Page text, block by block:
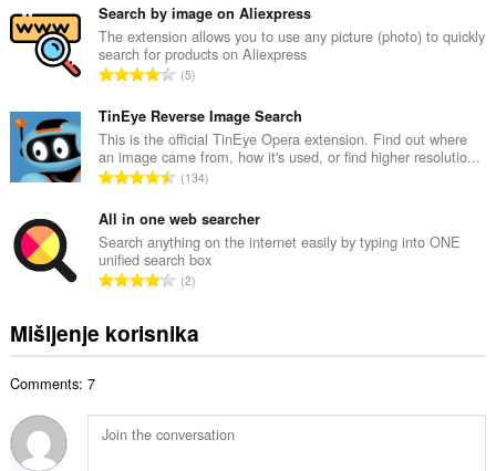
r
o
j
o
c
j
e
n
:
u
p
a
n
r
o
j
o
c
j
e
n
:
Search by image on Aliexpress
The extension allows you to use any picture (photo) to quickly
search for products on Aliexpress
U
u
p
a
n
r
o
j
o
j
e
:
5
TinEye Reverse Image Search
This is the official TinEye Opera extension. Find out where
an image came from, how it's used, or find higher resolutio...
U
u
p
a
n
r
o
c
j
134
All in one web searcher
Search anything on the internet easily by typing into ONE
unified search box
U
u
p
b
r
2
Mišljenje korisnika
Comments: 7